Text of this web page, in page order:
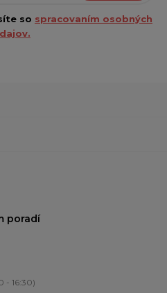
so spracovaním osobných
poradí
- 16:30)